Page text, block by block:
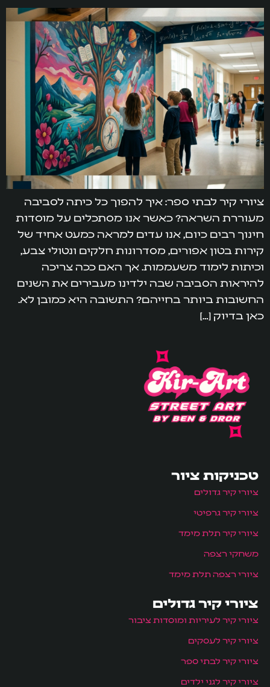
ציורי קיר לבתי ספר: איך להפוך כל כיתה לסביבה
מעוררת השראה? כאשר אנו מסתכלים על מוסדות
חינוך רבים כיום, אנו עדים למראה כמעט אחיד של
קירות בטון אפורים, מסדרונות חלקים ונטולי צבע,
וכיתות לימוד משעממות. אך האם ככה צריכה
להיראות הסביבה שבה ילדינו מעבירים את השנים
החשובות ביותר בחייהם? התשובה היא כמובן לא.
כאן בדיוק […]
טכניקות ציור
ציורי קיר גדולים
ציורי קיר גרפיטי
ציורי קיר תלת מימד
משחקי רצפה
ציורי רצפה תלת מימד
ציורי קיר גדולים
ציורי קיר לעיריות ומוסדות ציבור
ציורי קיר לעסקים
ציורי קיר לבתי ספר
ציורי קיר לגני ילדים